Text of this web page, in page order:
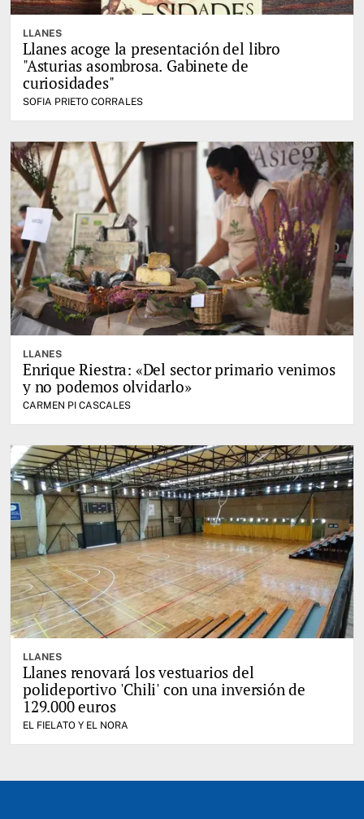
LLANES
Llanes acoge la presentación del libro
"Asturias asombrosa. Gabinete de
curiosidades"
SOFIA PRIETO CORRALES
LLANES
Enrique Riestra: «Del sector primario venimos
y no podemos olvidarlo»
CARMEN PI CASCALES
LLANES
Llanes renovará los vestuarios del
polideportivo 'Chili' con una inversión de
129.000 euros
EL FIELATO Y EL NORA